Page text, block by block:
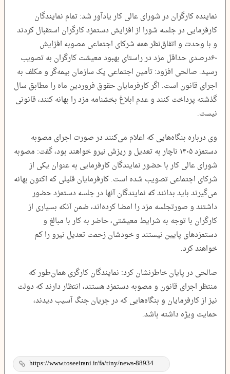
نماینده کارگران در شورای عالی کار یادآور شد: تمام نمایندگان
کارفرمایی در جلسه شورا از افزایش دستمزد کارگران استقبال کردند
و با وحدت و اتفاق‌نظر همه شرکای اجتماعی مصوبه افزایش
۶۰درصدی حداقل مزد در راستای بهبود معیشت کارگران به تصویب
رسید. صالحی افزود: تأمین اجتماعی یک‌ سازمان بیمه‌گر و مکلف به
اجرای قانون است. اگر کارفرمایان حقوق فروردین ماه را مطابق سال
گذشته پرداخت کنند و عدم ابلاغ بخشنامه مزد را بهانه کنند، قانونی
نیست.
وی درباره بنگاه‌هایی که اعلام می‌کنند در صورت اجرای مصوبه
دستمزد ۱۴۰۵ ناچار به تعدیل و ریزش نیرو خواهند بود، گفت: مصوبه
شورای عالی کار با حضور نمایندگان کارفرمایی به عنوان یکی از
شرکای اجتماعی تصویب شده است. کارفرمایان قلیلی که اکنون بهانه
می‌گیرند باید بدانند که نمایندگان آنها در جلسه دستمزد حضور
داشتند و صورتجلسه مزد را امضا کرده‌اند، ضمن آنکه بسیاری از
کارگران با توجه به شرایط معیشتی، حاضر به کار با مبالغ و
دستمزدهای پایین نیستند و خودشان زحمت تعدیل نیرو را کم
خواهند کرد.
صالحی در پایان خاطرنشان کرد: نمایندگان کارگری همان‌طور که
منتظر اجرای قانون و مصوبه دستمزد هستند، انتظار دارند که دولت
نیز از کارفرمایان و بنگاه‌هایی که در جریان جنگ آسیب دیدند،
حمایت ویژه داشته باشد.